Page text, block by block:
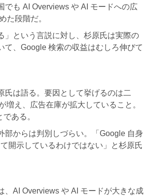
でも AI Overviews や AI モードへの広
た段階だ。
」という言説に対し、杉原氏は実際の
、Google 検索の収益はむしろ伸びて
氏は語る。要因として挙げるのは二
増え、広告在庫が拡大していること。
ある。
部からは判別しづらい。「Google 自身
開示しているわけではない」と杉原氏
AI Overviews や AI モードが大きな成